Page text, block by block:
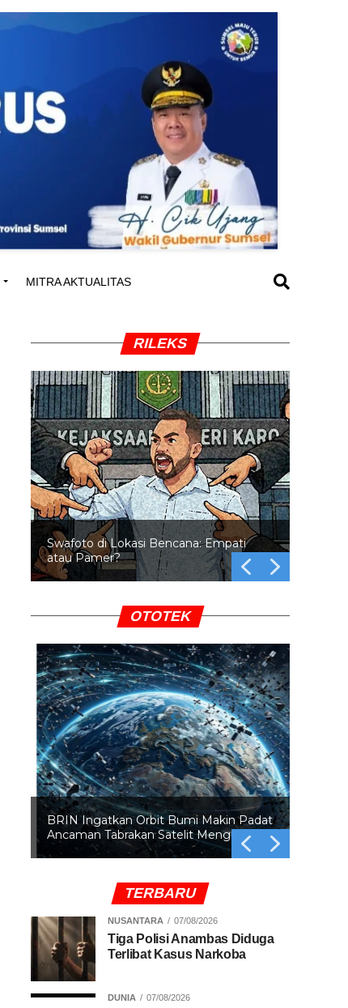
MITRA AKTUALITAS
RILEKS
Swafoto di Lokasi Bencana: Empati
atau Pamer?
OTOTEK
BRIN Ingatkan Orbit Bumi Makin Padat
Ancaman Tabrakan Satelit Mengintai
TERBARU
NUSANTARA 07/08/2026
Tiga Polisi Anambas Diduga
Terlibat Kasus Narkoba
DUNIA 07/08/2026